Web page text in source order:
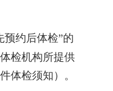
预约后体检”的
检机构所提供
体检须知）。